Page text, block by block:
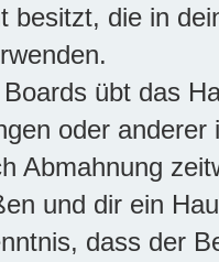
besitzt, die in
übt das
oder
Abmahnung
und dir ein
dass der